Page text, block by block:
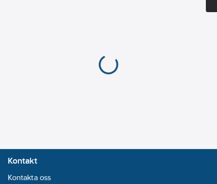
Kontakt
Kontakta oss